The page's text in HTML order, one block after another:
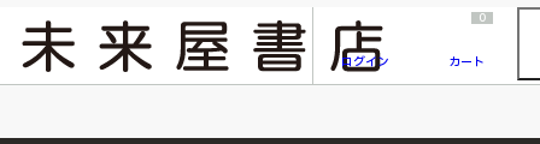
『ONE PIECE magazine 021 ONE PIECEカード付き同梱版』発売延期のご案内
ログイン
0
カート